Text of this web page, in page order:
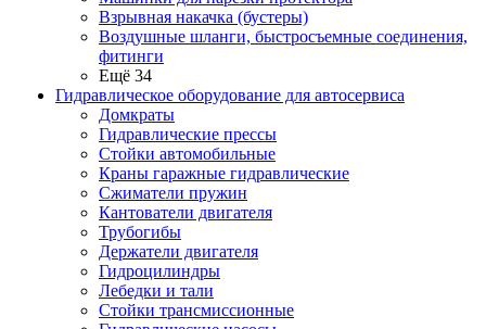
Взрывная накачка (бустеры)
Воздушные шланги, быстросъемные соединения,
фитинги
Ещё 34
Гидравлическое оборудование для автосервиса
Домкраты
Гидравлические прессы
Стойки автомобильные
Краны гаражные гидравлические
Сжиматели пружин
Кантователи двигателя
Трубогибы
Держатели двигателя
Гидроцилиндры
Лебедки и тали
Стойки трансмиссионные